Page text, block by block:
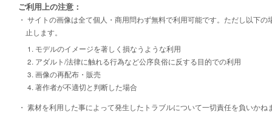
ご利用上の注意：
・ サイトの画像は全て個人・商用問わず無料で利用可能です。ただし以下の
止します。
1. モデルのイメージを著しく損なうような利用
2. アダルト/法律に触れる行為など公序良俗に反する目的での利用
3. 画像の再配布・販売
4. 著作者が不適切と判断した場合
・ 素材を利用した事によって発生したトラブルについて一切責任を負いかね